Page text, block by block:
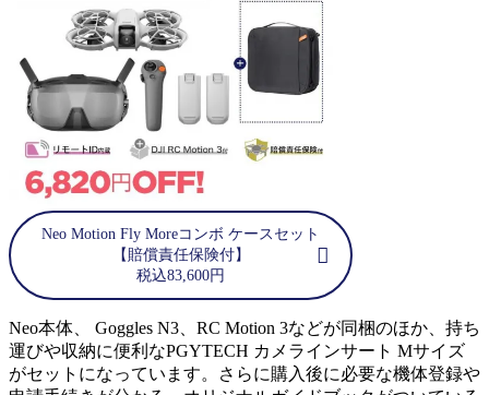
Neo Motion Fly Moreコンボ ケースセット
【賠償責任保険付】
税込83,600円
Neo本体、 Goggles N3、RC Motion 3などが同梱のほか、持ち
運びや収納に便利なPGYTECH カメラインサート Mサイズ
がセットになっています。さらに購入後に必要な機体登録や